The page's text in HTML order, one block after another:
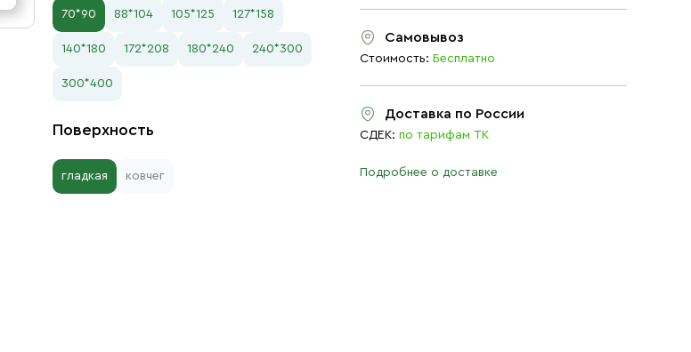
70*90 88*104 105*125 127*158
140*180 172*208 180*240 240*300
300*400
Поверхность
гладкая ковчег
Самовывоз
Стоимость: Бесплатно
Доставка по России
СДЕК: по тарифам ТК
Подробнее о доставке